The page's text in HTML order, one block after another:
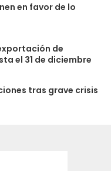
en favor de lo
de
el 31 de diciembre
tras grave crisis